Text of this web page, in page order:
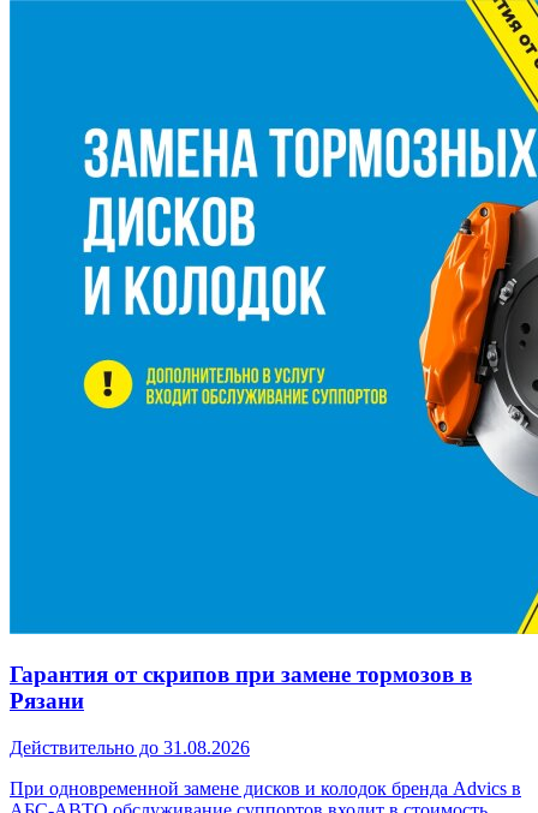
Гарантия от скрипов при замене тормозов в
Рязани
Действительно до 31.08.2026
При одновременной замене дисков и колодок бренда Advics в